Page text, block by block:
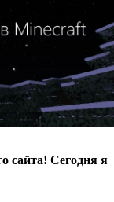
сайта! Сегодня я